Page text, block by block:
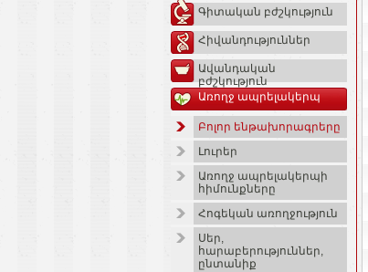
Գիտական բժշկություն
Հիվանդություններ
Ավանդական
բժշկություն
Առողջ ապրելակերպ
Բոլոր ենթախորագրերը
Լուրեր
Առողջ ապրելակերպի
հիմունքները
Հոգեկան առողջություն
Սեր,
հարաբերություններ,
ընտանիք